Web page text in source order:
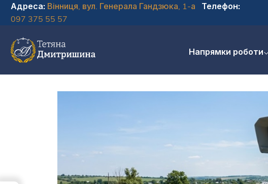
Адреса: Вінниця, вул. Генерала Гандзюка, 1-а
Телефон:
097 375 55 57
Напрямки роботи